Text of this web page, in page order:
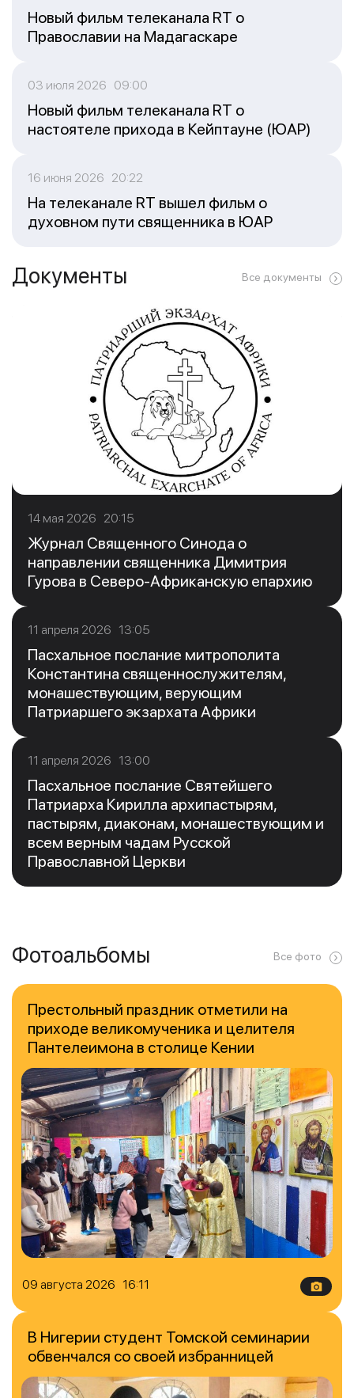
Новый фильм телеканала RT о
Православии на Мадагаскаре
03 июля 2026 09:00
Новый фильм телеканала RT о
настоятеле прихода в Кейптауне (ЮАР)
16 июня 2026 20:22
На телеканале RT вышел фильм о
духовном пути священника в ЮАР
Документы Все документы
14 мая 2026 20:15
Журнал Священного Синода о
направлении священника Димитрия
Гурова в Северо-Африканскую епархию
11 апреля 2026 13:05
Пасхальное послание митрополита
Константина священнослужителям,
монашествующим, верующим
Патриаршего экзархата Африки
11 апреля 2026 13:00
Пасхальное послание Святейшего
Патриарха Кирилла архипастырям,
пастырям, диаконам, монашествующим и
всем верным чадам Русской
Православной Церкви
Фотоальбомы Все фото
09 августа 2026 16:11
Престольный праздник отметили на
приходе великомученика и целителя
Пантелеимона в столице Кении
В Нигерии студент Томской семинарии
обвенчался со своей избранницей